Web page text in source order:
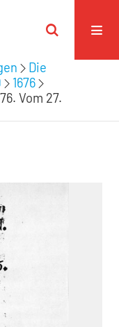
Die
1676
Vom 27.